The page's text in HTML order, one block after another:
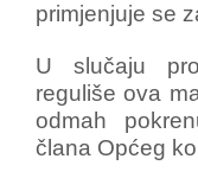
primjenjuje se
U slučaju
reguliše ova
odmah
člana Općeg